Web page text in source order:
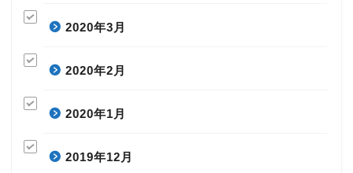
2020年3月
2020年2月
2020年1月
2019年12月